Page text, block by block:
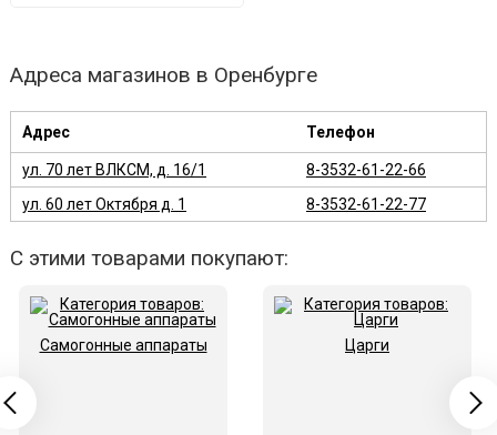
Адреса магазинов в Оренбурге
Адрес Телефон
ул. 70 лет ВЛКСМ, д. 16/1
8-3532-61-22-66
ул. 60 лет Октября д. 1
8-3532-61-22-77
С этими товарами покупают:
Самогонные аппараты Царги